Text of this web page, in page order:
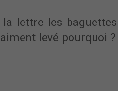
lettre les
levé pourquoi ?